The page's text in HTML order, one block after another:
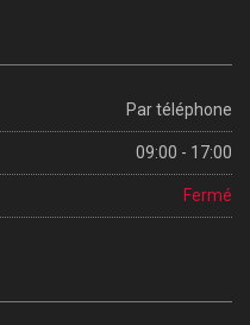
Par téléphone
09:00 - 17:00
Fermé